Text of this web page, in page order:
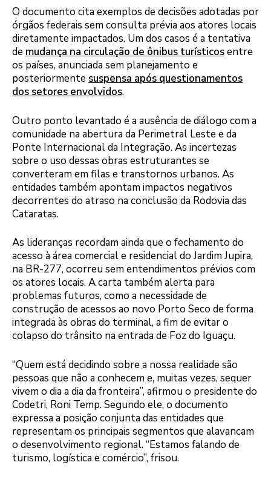
O documento cita exemplos de decisões adotadas por
órgãos federais sem consulta prévia aos atores locais
diretamente impactados. Um dos casos é a tentativa
de mudança na circulação de ônibus turísticosentre
os países, anunciada sem planejamento e
posteriormente suspensa após questionamentos
dos setores envolvidos.
Outro ponto levantado é a ausência de diálogo com a
comunidade na abertura da Perimetral Leste e da
Ponte Internacional da Integração. As incertezas
sobre o uso dessas obras estruturantes se
converteram em filas e transtornos urbanos. As
entidades também apontam impactos negativos
decorrentes do atraso na conclusão da Rodovia das
Cataratas.
As lideranças recordam ainda que o fechamento do
acesso à área comercial e residencial do Jardim Jupira,
na BR-277, ocorreu sem entendimentos prévios com
os atores locais. A carta também alerta para
problemas futuros, como a necessidade de
construção de acessos ao novo Porto Seco de forma
integrada às obras do terminal, a fim de evitar o
colapso do trânsito na entrada de Foz do Iguaçu.
“Quem está decidindo sobre a nossa realidade são
pessoas que não a conhecem e, muitas vezes, sequer
vivem o dia a dia da fronteira”, afirmou o presidente do
Codetri, Roni Temp. Segundo ele, o documento
expressa a posição conjunta das entidades que
representam os principais segmentos que alavancam
o desenvolvimento regional. “Estamos falando de
turismo, logística e comércio”, frisou.